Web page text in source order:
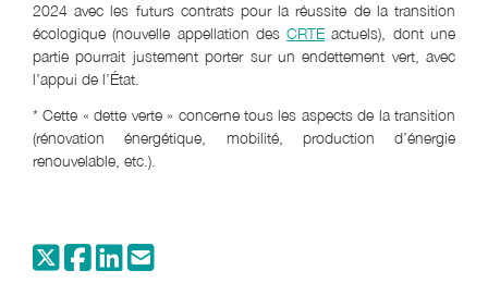
2024 avec les futurs contrats pour la réussite de la transition
écologique (nouvelle appellation desCRTE actuels), dont une
partie pourrait justement porter sur un endettement vert, avec
l’appui de l’État.
* Cette « dette verte » concerne tous les aspects de la transition
(rénovation énergétique, mobilité, production d’énergie
renouvelable, etc.).